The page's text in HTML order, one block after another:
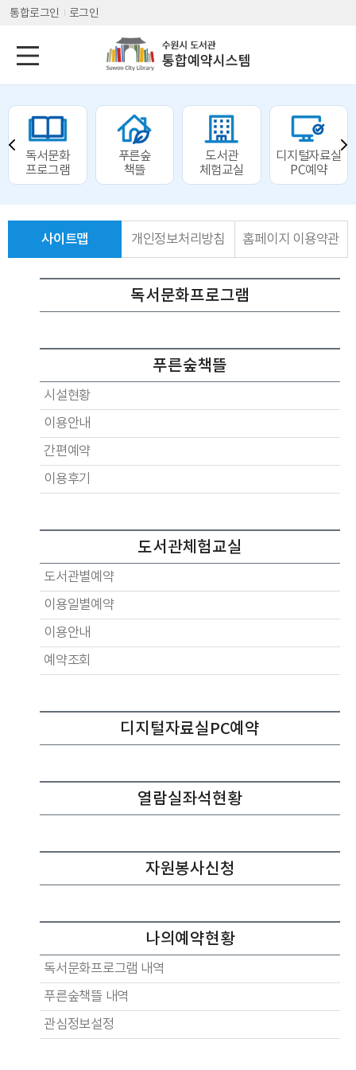
통합로그인 로그인
독서문화
프로그램
푸른숲
책뜰
도서관
체험교실
디지털자료실
PC예약
사이트맵 개인정보처리방침 홈페이지 이용약관
독서문화프로그램
푸른숲책뜰
시설현황
이용안내
간편예약
이용후기
도서관체험교실
도서관별예약
이용일별예약
이용안내
예약조회
디지털자료실PC예약
열람실좌석현황
자원봉사신청
나의예약현황
독서문화프로그램 내역
푸른숲책뜰 내역
관심정보설정